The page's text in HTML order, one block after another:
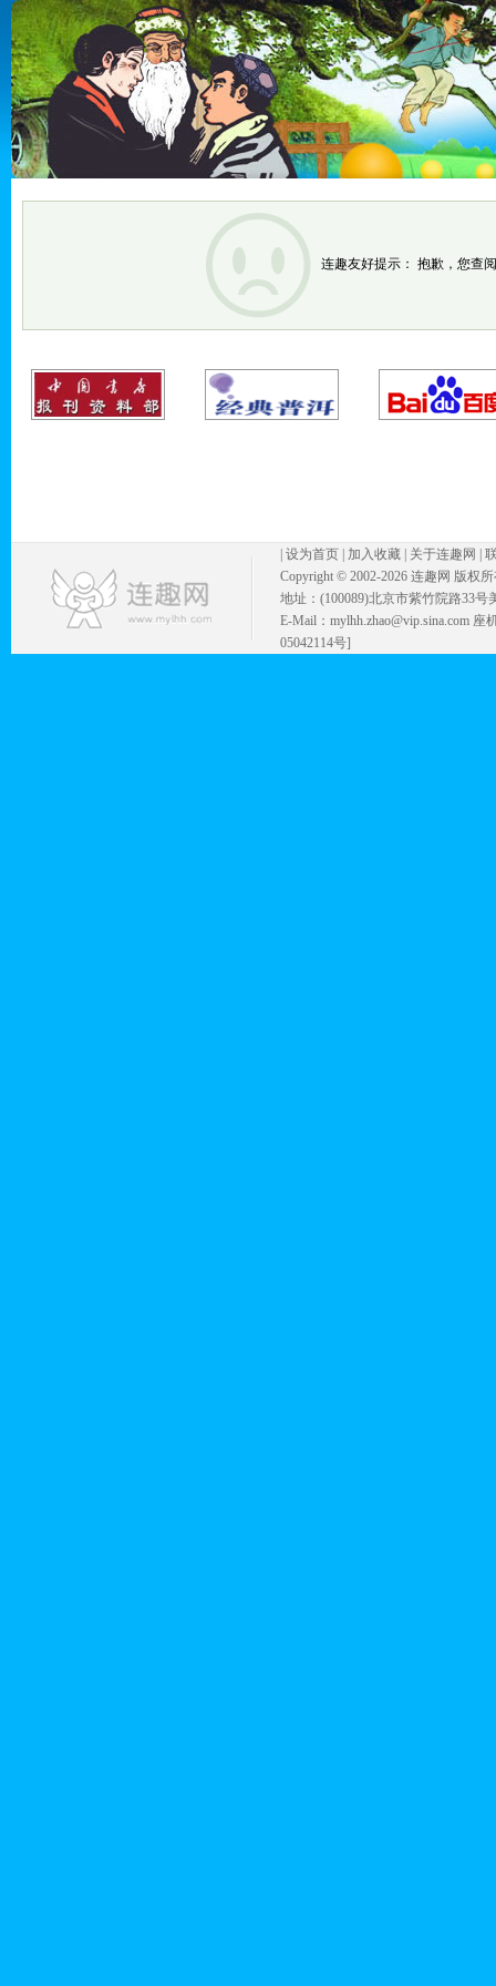
连趣友好提示： 抱歉，您查
设为首页 加入收藏 关于连趣网
Copyright © 2002-2026 连趣网 版权
地址：(100089)北京市紫竹院路33号
E-Mail：mylhh.zhao@vip.sina.com
05042114号]